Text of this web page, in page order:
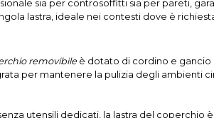
sia per controsoffitti sia per pareti,
lastra, ideale nei contesti dove è
removibile è dotato di cordino e gancio
per mantenere la pulizia degli ambienti
utensili dedicati, la lastra del